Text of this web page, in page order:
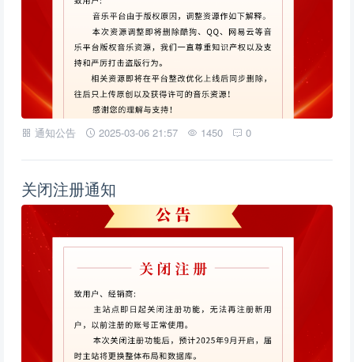
通知公告 2025-03-06 21:57 1450 0
关闭注册通知